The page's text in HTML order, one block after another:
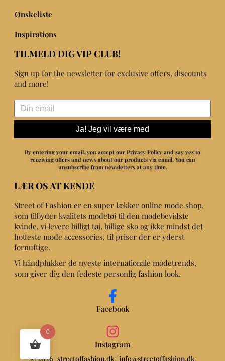
Ønskeliste
Inspirations
TILMELD DIG VIP CLUB!
Sign up for the newsletter for exclusive offers, discounts
and more!
Ja! Jeg vil være med
By entering your email, you accept our Privacy Policy and say yes to
receiving offers and news about our products via email. You can
unsubscribe from newsletters at any time.
LÆR OS AT KENDE
Street of Fashion er en super lækker online mode shop,
som tilbyder kvalitets modetøj til den modebevidste
kvinde, vi levere billigt tøj, billige sko og ikke mindst det
hotteste mode accessories, til priser der er yderst
fornuftige.
Vi håndplukker de nyeste internationale modetrends,
som giver dig den fedeste personlig fashion look.
Facebook
Instagram
© 2026 | streetoffashion.dk | info@streetoffashion.dk
0